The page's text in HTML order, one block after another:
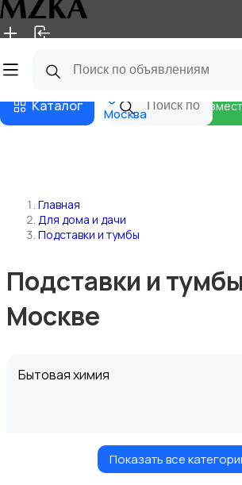
Главная Магазины
Каталог Москва
Главная
Для дома и дачи
Подставки и тумбы
Подставки и
Москве
Бытовая химия
Показать все